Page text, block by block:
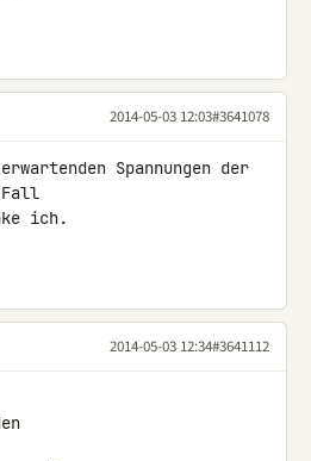
2014-05-03 12:03#3641078
Spannungen der
Fall
ich.
2014-05-03 12:34#3641112